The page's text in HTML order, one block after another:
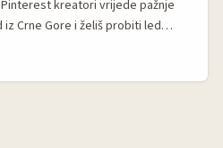
kreatori vrijede pažnje
Crne Gore i želiš probiti led
platforme za otkriće i